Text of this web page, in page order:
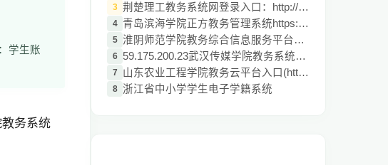
学生账
务系统
3 荆楚理工教务系统网登录入口：http://jwglx
4 青岛滨海学院正方教务管理系统https://uap.
5 淮阴师范学院教务综合信息服务平台http://j
6 59.175.200.23武汉传媒学院教务系统入口
7 山东农业工程学院教务云平台入口(http://jw
8 浙江省中小学学生电子学籍系统